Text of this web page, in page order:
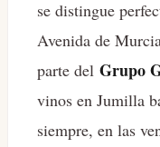
se distingue
Avenida de
parte del Grupo
vinos en Jumilla
siempre, en las